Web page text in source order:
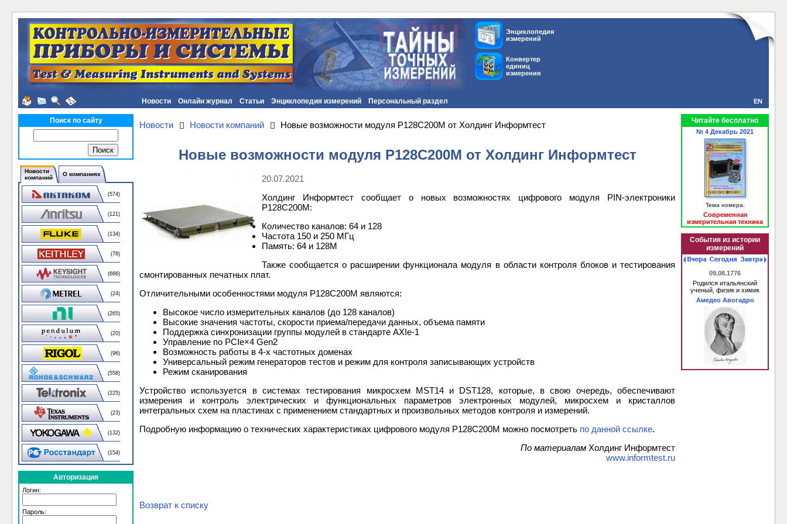
Энциклопедия
измерений
Конвертер
единиц
измерения
Новости Онлайн журнал Статьи Энциклопедия измерений Персональный раздел EN
Поиск по сайту
Новости
компаний
О компаниях
(574)
(121)
(134)
(78)
(666)
(24)
(265)
(20)
(96)
(558)
(225)
(23)
(132)
(154)
Авторизация
Логин:
Пароль:
Новости Новости компаний Новые возможности модуля Р128С200М от Холдинг Информтест
Новые возможности модуля Р128С200М от Холдинг Информтест
20.07.2021
Холдинг Информтест сообщает о новых возможностях цифрового модуля PIN-электроники
Р128С200М:
Количество каналов: 64 и 128
Частота 150 и 250 МГц
Память: 64 и 128М
Также сообщается о расширении функционала модуля в области контроля блоков и тестирования
смонтированных печатных плат.
Отличительными особенностями модуля Р128С200М являются:
Высокое число измерительных каналов (до 128 каналов)
Высокие значения частоты, скорости приема/передачи данных, объема памяти
Поддержка синхронизации группы модулей в стандарте AXIe-1
Управление по PCIe×4 Gen2
Возможность работы в 4-х частотных доменах
Универсальный режим генераторов тестов и режим для контроля записывающих устройств
Режим сканирования
Устройство используется в системах тестирования микросхем MST14 и DST128, которые, в свою очередь, обеспечивают
измерения и контроль электрических и функциональных параметров электронных модулей, микросхем и кристаллов
интегральных схем на пластинах с применением стандартных и произвольных методов контроля и измерений.
Подробную информацию о технических характеристиках цифрового модуля Р128С200М можно посмотреть по данной ссылке.
По материалам Холдинг Информтест
www.informtest.ru
Возврат к списку
Читайте бесплатно
№ 4 Декабрь 2021
Тема номера:
Современная
измерительная техника
События из истории
измерений
09.08.1776
Родился итальянский
ученый, физик и химик
Амедео Авогадро